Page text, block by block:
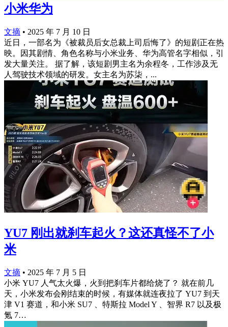
小米华为
文摘 • 2025 年 7 月 10 日
近日，一部名为《被裁员后女总裁上司后悔了》的短剧正在热
映。因其剧情、角色名称与小米业务、华为高管名字相似，引
发大量关注。 据了解，该短剧男主名为余程冬，工作涉及无
人驾驶技术领域的研发。女主名为苏柒，...
YU7 刚出就刹车起火？这还真怪不了小
米
文摘 • 2025 年 7 月 5 日
小米 YU7 人气太火爆，火到把刹车片都给烧了？ 就在前几
天，小米发布会刚结束的时候，有媒体就连夜拉了 YU7 到天
津 V1 赛道，和小米 SU7 、特斯拉 Model Y 、智界 R7 以及极
氪 7…